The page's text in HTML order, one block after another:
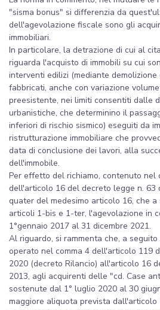
"sisma bonus" si differenzia da
dell'agevolazione fiscale sono gli
immobiliari.
In particolare, la detrazione di cui al
riguarda l'acquisto di immobili su cui
interventi edilizi (mediante
fabbricati, anche con variazione
preesistente, nei limiti consentiti dalle
urbanistiche, che determinino il
inferiori di rischio sismico) eseguiti da
ristrutturazione immobiliare che
data di conclusione dei lavori, alla
dell'immobile.
Per effetto del richiamo, contenuto nel
dell'articolo 16 del decreto legge n. 63
quater del medesimo articolo 16, che
articoli 1-bis e 1-ter, l'agevolazione in
1°gennaio 2017 al 31 dicembre 2021.
Al riguardo, si rammenta che, a
operato nel comma 4 dell'articolo 119
2020 (decreto Rilancio) all'articolo 16
2013, agli acquirenti delle "cd. Case
sostenute dal 1° luglio 2020 al 30
maggiore aliquota prevista dall'articolo